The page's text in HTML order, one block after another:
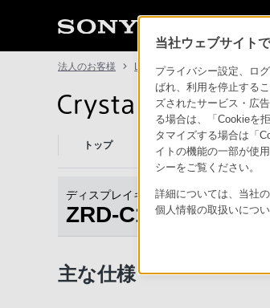
法人のお客様 LEDディスプレイ Crystal LED
LEDディス
トップ Crystal LEDとは 商品
ディスプレイキャビネット
ZRD-C12A
主な仕様
当社ウェブサイト
プライバシー設定、ロ
ばれ、利用を停止する
ズされたサービス・広
る場合は、「Cookieを
タマイズする場合は「
イトの機能の一部が使
シーをご覧ください。
詳細については、当社の
個人情報の取扱いにつ